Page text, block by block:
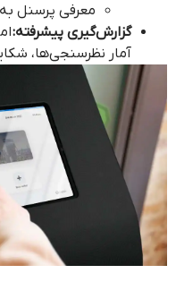
معرفی پرسنل
گزارش‌گیری پیشرفته:
آمار نظرسنجی‌ها،